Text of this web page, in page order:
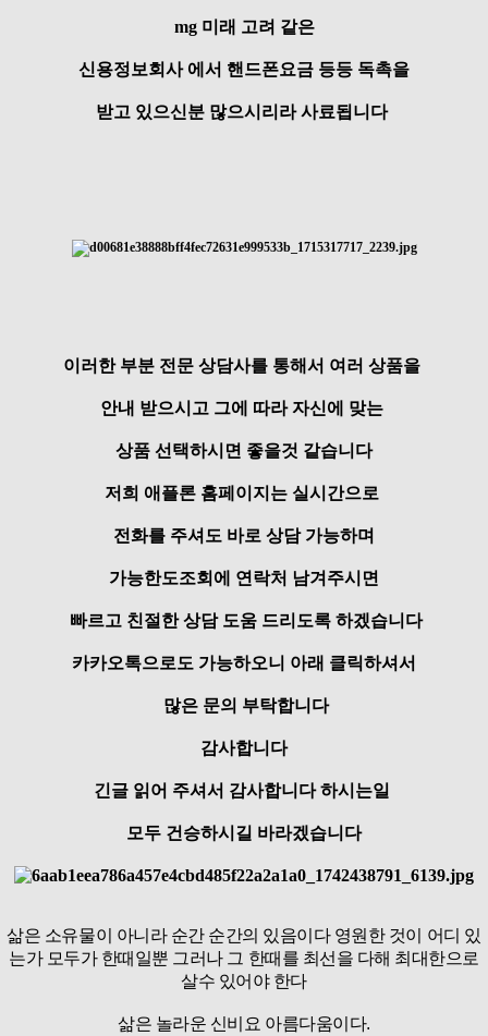
mg 미래 고려 같은
신용정보회사 에서 핸드폰요금 등등 독촉을
받고 있으신분 많으시리라 사료됩니다
이러한 부분 전문 상담사를 통해서 여러 상품을
안내 받으시고 그에 따라 자신에 맞는
상품 선택하시면 좋을것 같습니다
저희 애플론 홈페이지는 실시간으로
전화를 주셔도 바로 상담 가능하며
가능한도조회에 연락처 남겨주시면
빠르고 친절한 상담 도움 드리도록 하겠습니다
카카오톡으로도 가능하오니 아래 클릭하셔서
많은 문의 부탁합니다
감사합니다
긴글 읽어 주셔서 감사합니다 하시는일
모두 건승하시길 바라겠습니다
삶은 소유물이 아니라 순간 순간의 있음이다 영원한 것이 어디 있
는가 모두가 한때일뿐 그러나 그 한때를 최선을 다해 최대한으로
살수 있어야 한다
삶은 놀라운 신비요 아름다움이다.